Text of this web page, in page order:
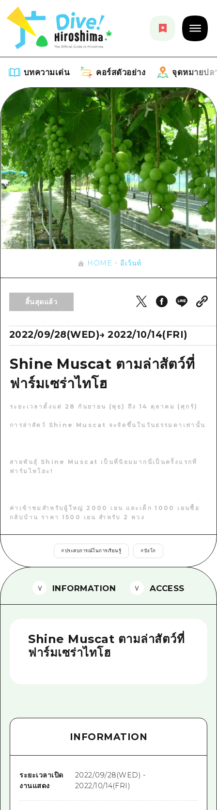
บทความเด่น คอร์สตัวอย่าง จุดหมายปล
บทความเด่น
รายการ
คำแนะนำ
ศิลปะ
งานอีเว้นท์ / เทศกาล
อาหารรสเลิศ / สุรา
การปั่นจักรยาน
สถานบันเทิงยามค่ำคืน
มรดกโลก
ประสบการณ์ / ในการเรียนรู้
ประวัติศาสตร์ / วัฒนธรรม
การรักษา
ธรรมชาติ
คอร์สตัวอย่าง
รายการ
คู่มือ Dive! Hiroshima
ฮิโรชิม่า โมชิ โมชิ ทราเวล
บริเวณรอบเมืองฮิโรชิม่า
อากิ
บิงโก
บิโฮค
ยามากุจิตะวันออก
จุดหมายปลายทาง
รายการ
บริเวณรอบเมืองฮิโรชิม่า
อากิ
บิงโก
บิโฮคุ
บริเวณรอบๆ มิยาจิมะ
ยามากุจิตะวันออก
จังหวัดเอฮิเมะ
ชิมาเนะ
อีเว้นท์
ข้อมูลตามฤดูกาล
ข้อมูลที่เป็นประโยชน์
เข้าถึงเข้าถึง
สรุปการจราจรรอง
ความแออัดของสิ่งอำนวยความสะดวก
บริการรับฝากและจัดส่งสัมภาระ
ฮิโรชิม่า ฟรี Wi-Fi
TRAVELPAL International
ดาวน์โหลดรูปภาพ
HOME
อีเว้นท์
HOME อีเว้นท์
สิ้นสุดแล้ว
2022/09/28(WED)→2022/10/14(FRI)
Shine Muscat ตามล่าสัตว์ที่
ฟาร์มเซร่าไทโฮ
ระยะเวลาตั้งแต่ 28 กันยายน (พุธ) ถึง 14 ตุลาคม (ศุกร์)
การล่าสัตว์ Shine Muscat จะจัดขึ้นในวันธรรมดาเท่านั้น
สายพันธุ์ Shine Muscat เป็นที่นิยมมากนี่เป็นครั้งแรกที่
ฟาร์มไทโฮะ!
ค่าเข้าชมสำหรับผู้ใหญ่ 2000 เยน และเด็ก 1000 เยนซื้อ
กลับบ้าน ราคา 1500 เยน สำหรับ 2 พวง
#ประสบการณ์ในการเรียนรู้ #บิงโก
INFORMATION ACCESS
Shine Muscat ตามล่าสัตว์ที่
ฟาร์มเซร่าไทโฮ
INFORMATION
ระยะเวลาเปิด
งานแสดง
2022/09/28(WED) -
2022/10/14(FRI)